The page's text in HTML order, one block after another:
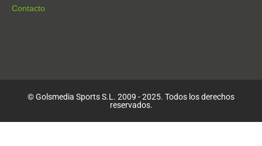
Contacto
© Golsmedia Sports S.L. 2009 - 2025. Todos los derechos
reservados.